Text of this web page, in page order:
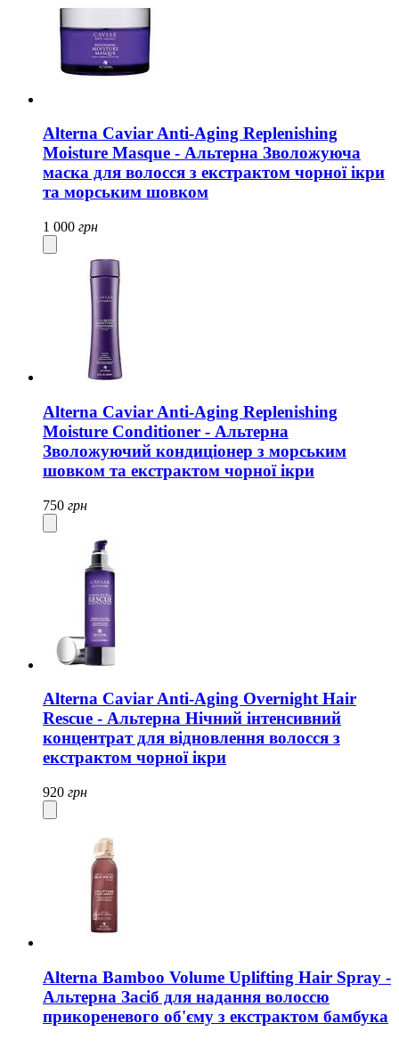
Alterna Caviar Anti-Aging Replenishing
Moisture Masque - Альтерна Зволожуюча
маска для волосся з екстрактом чорної ікри
та морським шовком
1 000 грн
Alterna Caviar Anti-Aging Replenishing
Moisture Conditioner - Альтерна
Зволожуючий кондиціонер з морським
шовком та екстрактом чорної ікри
750 грн
Alterna Caviar Anti-Aging Overnight Hair
Rescue - Альтерна Нічний інтенсивний
концентрат для відновлення волосся з
екстрактом чорної ікри
920 грн
Alterna Bamboo Volume Uplifting Hair Spray -
Альтерна Засіб для надання волоссю
прикореневого об'єму з екстрактом бамбука